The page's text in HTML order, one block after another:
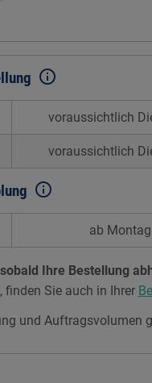
info_outline
voraussichtlich
voraussichtlich
info_outline
ab
Ihre Bestellung
finden Sie auch in Ihrer
und Auftragsvolumen